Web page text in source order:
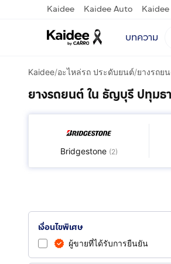
Kaidee Kaidee Auto
บทความ
Kaidee/อะไหล่รถ ประดับยนต์/ยางรถย
ยางรถยนต์ ใน ธัญบุรี ปทุมธ
Bridgestone (2)
เงื่อนไขพิเศษ
ผู้ขายที่ได้รับการยืนยัน